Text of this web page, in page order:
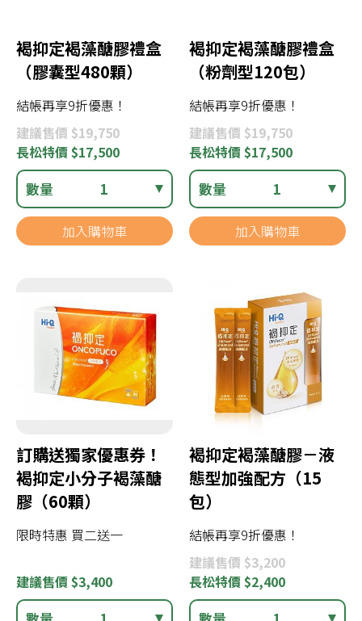
褐抑定褐藻醣膠禮盒
（膠囊型480顆）
結帳再享9折優惠！
建議售價 $19,750
長松特價 $17,500
數量 1
加入購物車
褐抑定褐藻醣膠禮盒
（粉劑型120包）
結帳再享9折優惠！
建議售價 $19,750
長松特價 $17,500
數量 1
加入購物車
訂購送獨家優惠券！
褐抑定小分子褐藻醣
膠（60顆）
限時特惠 買二送一
建議售價 $3,400
褐抑定褐藻醣膠－液
態型加強配方（15
包）
結帳再享9折優惠！
建議售價 $3,200
長松特價 $2,400